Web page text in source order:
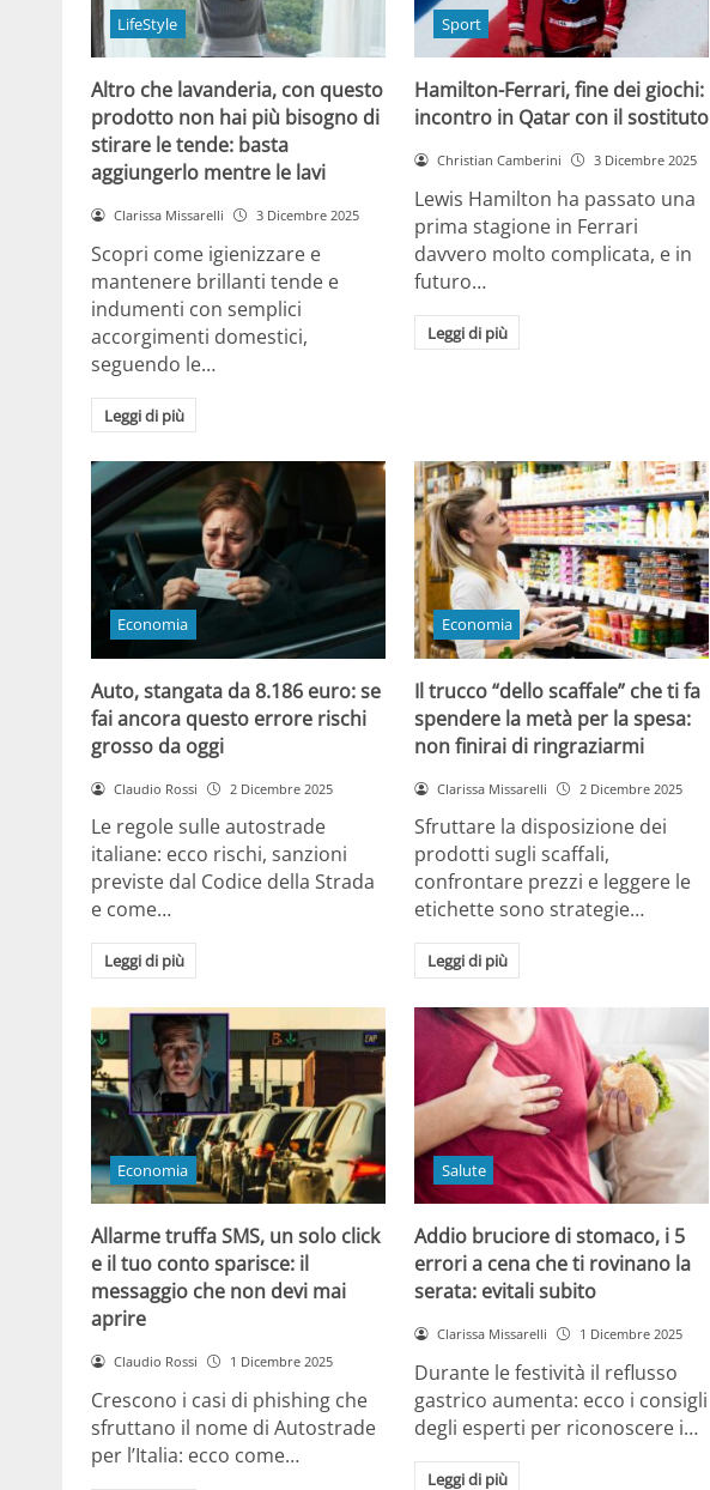
LifeStyle
Altro che lavanderia, con questo
prodotto non hai più bisogno di
stirare le tende: basta
aggiungerlo mentre le lavi
Clarissa Missarelli 3 Dicembre 2025
Scopri come igienizzare e
mantenere brillanti tende e
indumenti con semplici
accorgimenti domestici,
seguendo le…
Leggi di più
Sport
Hamilton-Ferrari, fine dei giochi:
incontro in Qatar con il sostituto
Christian Camberini 3 Dicembre 2025
Lewis Hamilton ha passato una
prima stagione in Ferrari
davvero molto complicata, e in
futuro…
Leggi di più
Economia
Auto, stangata da 8.186 euro: se
fai ancora questo errore rischi
grosso da oggi
Claudio Rossi 2 Dicembre 2025
Le regole sulle autostrade
italiane: ecco rischi, sanzioni
previste dal Codice della Strada
e come…
Leggi di più
Economia
Il trucco “dello scaffale” che ti fa
spendere la metà per la spesa:
non finirai di ringraziarmi
Clarissa Missarelli 2 Dicembre 2025
Sfruttare la disposizione dei
prodotti sugli scaffali,
confrontare prezzi e leggere le
etichette sono strategie…
Leggi di più
Economia
Allarme truffa SMS, un solo click
e il tuo conto sparisce: il
messaggio che non devi mai
aprire
Claudio Rossi 1 Dicembre 2025
Crescono i casi di phishing che
sfruttano il nome di Autostrade
per l’Italia: ecco come…
Salute
Addio bruciore di stomaco, i 5
errori a cena che ti rovinano la
serata: evitali subito
Clarissa Missarelli 1 Dicembre 2025
Durante le festività il reflusso
gastrico aumenta: ecco i consigli
degli esperti per riconoscere i…
Leggi di più